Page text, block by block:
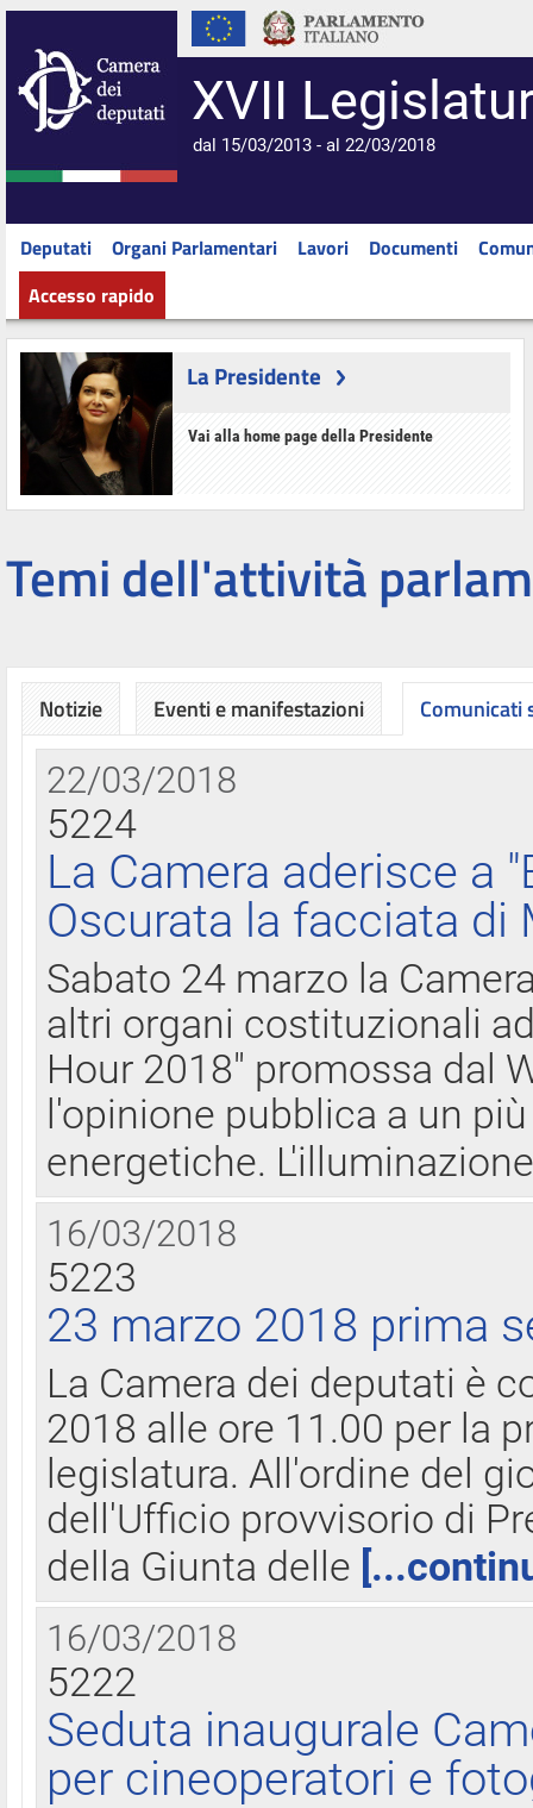
XVII
dal 15/03/2013 - al 22/03/2018
Deputati Organi Parlamentari Lavori Documenti
Accesso rapido
La Presidente
Vai alla home page della Presidente
Temi dell'attività
Notizie Eventi e manifestazioni Comunicati
22/03/2018
5224
La Camera aderisce a
Oscurata la facciata di
Sabato 24 marzo la
altri organi costituzionali
Hour 2018" promossa dal
l'opinione pubblica a un
energetiche.
16/03/2018
5223
23 marzo 2018 prima
La Camera dei deputati è
2018 alle ore 11.00 per la
legislatura. All'ordine del
dell'Ufficio provvisorio di
della Giunta delle
16/03/2018
5222
Seduta inaugurale
per cineoperatori e